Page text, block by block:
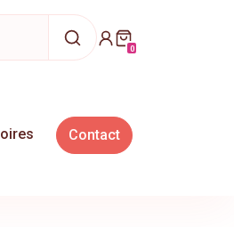
0articles dans votre
Contact